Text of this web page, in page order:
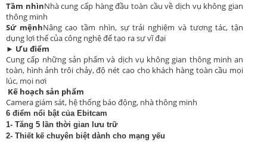
Tầm nhìnNhà cung cấp hàng đầu toàn cầu về dịch vụ không gian
thông minh
Sứ mệnhNâng cao tầm nhìn, sự trải nghiệm và tương tác, tận
dụng lợi thế của công nghệ để tạo ra sự vĩ đại
► Ưu điểm
Cung cấp những sản phẩm và dịch vụ không gian thông minh an
toàn, hình ảnh trôi chảy, độ nét cao cho khách hàng toàn cầu mọi
lúc, mọi nơi
Kế hoạch sản phẩm
Camera giám sát, hệ thống báo động, nhà thông minh
6 điểm nổi bật của Ebitcam
1- Tăng 5 lần thời gian lưu trữ
2- Thiết kế chuyên biệt dành cho mạng yếu